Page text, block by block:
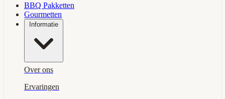
BBQ Pakketten
Gourmetten
Informatie
Over ons
Ervaringen